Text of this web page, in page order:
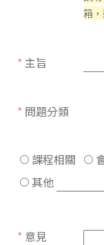
箱
* 主旨
* 問題分類
課程相關
其他
* 意見